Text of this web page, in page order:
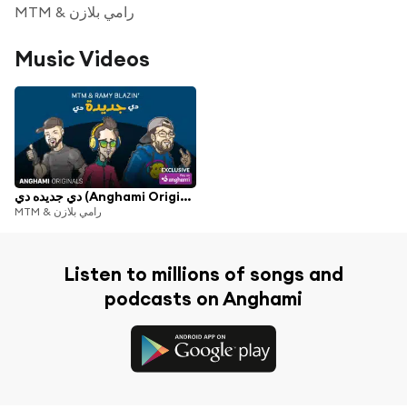
MTM & رامي بلازن
Music Videos
دي جديده دي (Anghami Originals)
MTM & رامي بلازن
Listen to millions of songs and
podcasts on Anghami